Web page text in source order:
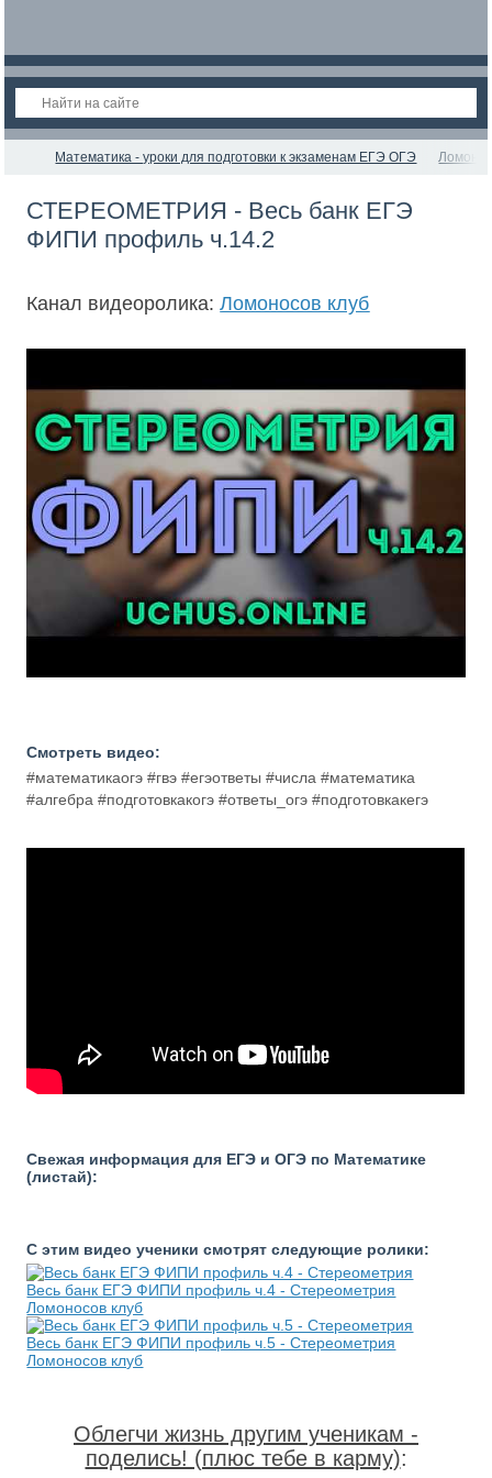
Математика - уроки для подготовки к экзаменам ЕГЭ ОГЭ
СТЕРЕОМЕТРИЯ - Весь банк ЕГЭ
ФИПИ профиль ч.14.2
Канал видеоролика:Ломоносов клуб
Смотреть видео:
#математикаогэ #гвэ #егэответы #числа #математика
#алгебра #подготовкакогэ #ответы_огэ #подготовкакегэ
Свежая информация для ЕГЭ и ОГЭ по Математике
(листай):
С этим видео ученики смотрят следующие ролики:
Весь банк ЕГЭ ФИПИ профиль ч.4 - Стереометрия
Ломоносов клуб
Весь банк ЕГЭ ФИПИ профиль ч.5 - Стереометрия
Ломоносов клуб
Облегчи жизнь другим ученикам -
поделись! (плюс тебе в карму):